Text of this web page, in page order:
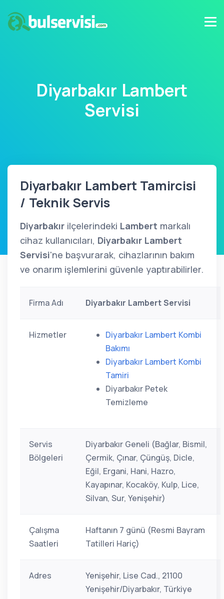
Diyarbakır Lambert
Servisi
Diyarbakır Lambert Tamircisi
/ Teknik Servis
Diyarbakır ilçelerindeki Lambert markalı
cihaz kullanıcıları, Diyarbakır Lambert
Servisi'ne başvurarak, cihazlarının bakım
ve onarım işlemlerini güvenle yaptırabilirler.
Firma Adı Diyarbakır Lambert Servisi
Hizmetler
Diyarbakır Lambert Kombi
Bakımı
Diyarbakır Lambert Kombi
Tamiri
Diyarbakır Petek
Temizleme
Servis
Bölgeleri
Diyarbakır Geneli (Bağlar, Bismil,
Çermik, Çınar, Çüngüş, Dicle,
Eğil, Ergani, Hani, Hazro,
Kayapınar, Kocaköy, Kulp, Lice,
Silvan, Sur, Yenişehir)
Çalışma
Saatleri
Haftanın 7 günü (Resmi Bayram
Tatilleri Hariç)
Adres
Yenişehir, Lise Cad., 21100
Yenişehir/Diyarbakır, Türkiye